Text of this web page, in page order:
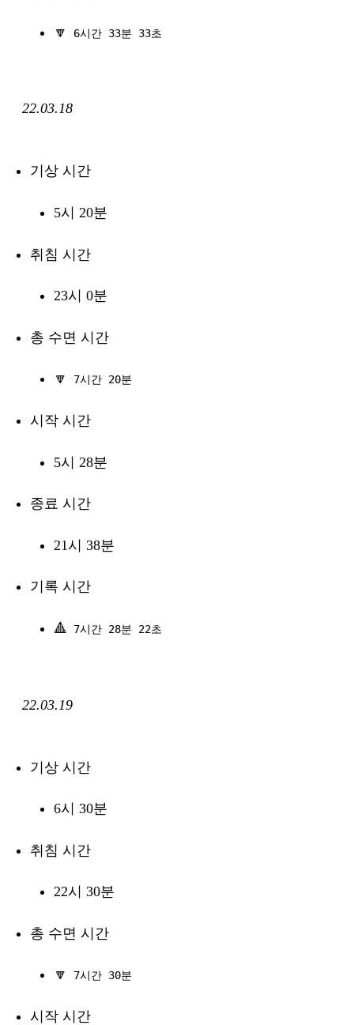
🔽 6시간 33분 33초
22.03.18
기상 시간
5시 20분
취침 시간
23시 0분
총 수면 시간
🔽 7시간 20분
시작 시간
5시 28분
종료 시간
21시 38분
기록 시간
🔺 7시간 28분 22초
22.03.19
기상 시간
6시 30분
취침 시간
22시 30분
총 수면 시간
🔽 7시간 30분
시작 시간